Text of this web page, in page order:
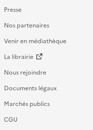
Presse
Nos partenaires
Venir en médiathèque
La librairie
Nous rejoindre
Documents légaux
Marchés publics
CGU